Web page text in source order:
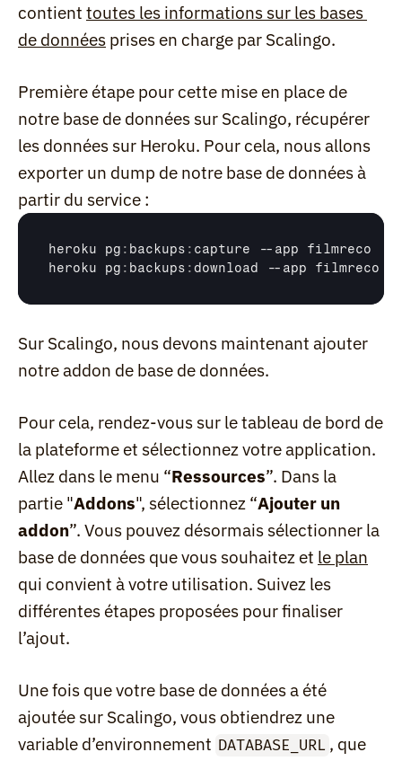
contient toutes les informations sur les bases
de données prises en charge par Scalingo.
Première étape pour cette mise en place de
notre base de données sur Scalingo, récupérer
les données sur Heroku. Pour cela, nous allons
exporter un dump de notre base de données à
partir du service :
heroku pg : backups : capture -- app filmreco
heroku pg : backups : download -- app filmreco
Sur Scalingo, nous devons maintenant ajouter
notre addon de base de données.
Pour cela, rendez-vous sur le tableau de bord de
la plateforme et sélectionnez votre application.
Allez dans le menu “Ressources”. Dans la
partie "Addons", sélectionnez “Ajouter un
addon”. Vous pouvez désormais sélectionner la
base de données que vous souhaitez et le plan
qui convient à votre utilisation. Suivez les
différentes étapes proposées pour finaliser
l’ajout.
Une fois que votre base de données a été
ajoutée sur Scalingo, vous obtiendrez une
variable d’environnement DATABASE_URL , que